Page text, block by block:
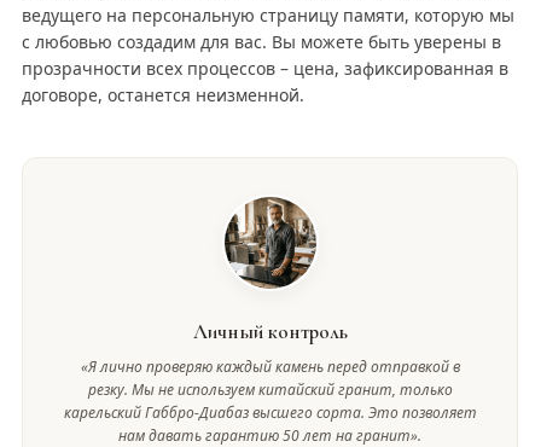
ведущего на персональную страницу памяти, которую мы
с любовью создадим для вас. Вы можете быть уверены в
прозрачности всех процессов – цена, зафиксированная в
договоре, останется неизменной.
Личный контроль
«Я лично проверяю каждый камень перед отправкой в
резку. Мы не используем китайский гранит, только
карельский Габбро-Диабаз высшего сорта. Это позволяет
нам давать гарантию 50 лет на гранит».